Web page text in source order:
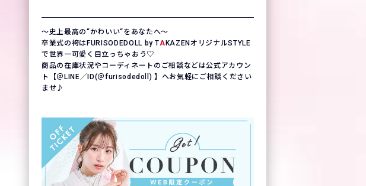
〜史上最高の“かわいい“をあなたへ〜
卒業式の袴はFURISODEDOLL by TA KAZENオリジナルSTYLE
で世界一可愛く目立っちゃおう♡
商品の在庫状況やコーディネートのご相談などは公式アカウン
ト【＠LINE／ID(＠furisodedoll) 】へお気軽にご相談ください
ませ♪